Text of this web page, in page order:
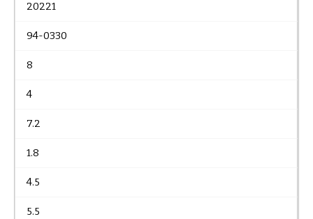
20221
94-0330
8
4
7.2
1.8
4.5
5.5